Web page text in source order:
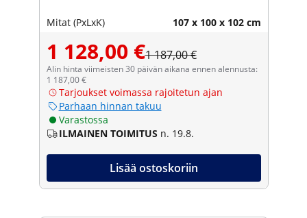
Mitat (PxLxK) 107 x 100 x 102 cm
1 128,00 €1 187,00 €
Alin hinta viimeisten 30 päivän aikana ennen alennusta:
1 187,00 €
Tarjoukset voimassa rajoitetun ajan
Parhaan hinnan takuu
Varastossa
ILMAINEN TOIMITUS n. 19.8.
Lisää ostoskoriin